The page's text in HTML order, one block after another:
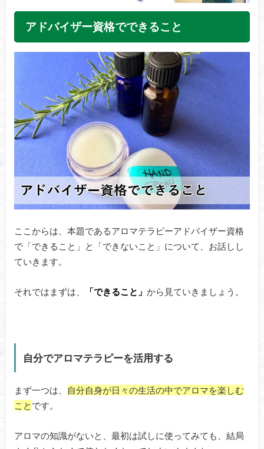
アドバイザー資格でできること
ここからは、本題であるアロマテラピーアドバイザー資格
で「できること」と「できないこと」について、お話しし
ていきます。
それではまずは、 「できること」 から見ていきましょう。
自分でアロマテラピーを活用する
まず一つは、
自分自身が日々の生活の中でアロマを楽しむ
こと です。
アロマの知識がないと、最初は試しに使ってみても、結局